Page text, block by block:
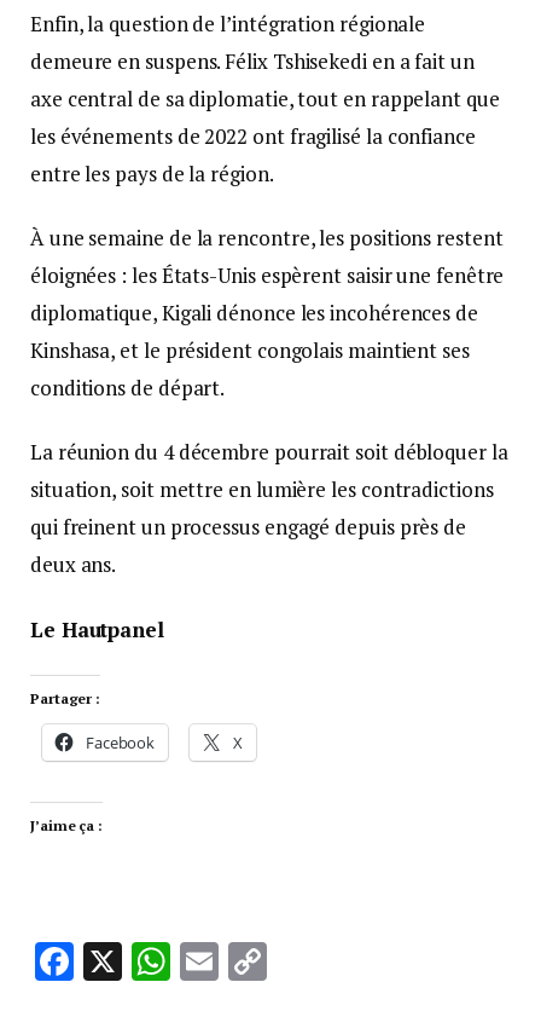
Enfin, la question de l’intégration régionale
demeure en suspens. Félix Tshisekedi en a fait un
axe central de sa diplomatie, tout en rappelant que
les événements de 2022 ont fragilisé la confiance
entre les pays de la région.
À une semaine de la rencontre, les positions restent
éloignées : les États-Unis espèrent saisir une fenêtre
diplomatique, Kigali dénonce les incohérences de
Kinshasa, et le président congolais maintient ses
conditions de départ.
La réunion du 4 décembre pourrait soit débloquer la
situation, soit mettre en lumière les contradictions
qui freinent un processus engagé depuis près de
deux ans.
Le Hautpanel
Partager :
Facebook X
J’aime ça :
Facebook
X WhatsApp
Email